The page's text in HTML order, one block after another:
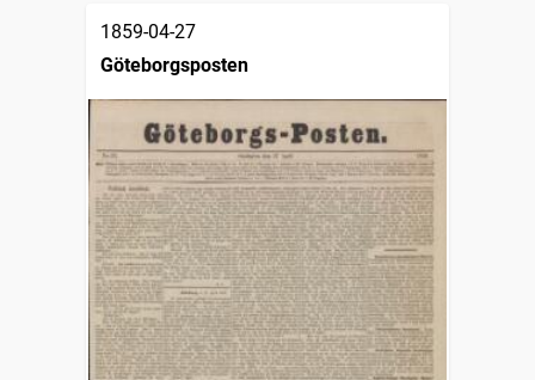
1859-04-27
Göteborgsposten